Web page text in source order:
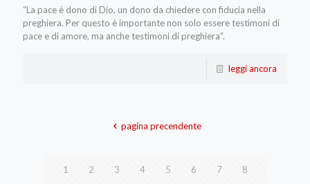
“La pace è dono di Dio, un dono da chiedere con fiducia nella
preghiera. Per questo è importante non solo essere testimoni di
pace e di amore, ma anche testimoni di preghiera”.
leggi ancora
pagina precendente
1 2 3 4 5 6 7 8